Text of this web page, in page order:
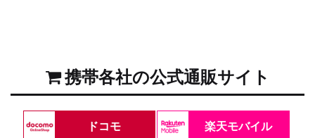
携帯各社の公式通販サイト
ドコモ 楽天モバイル